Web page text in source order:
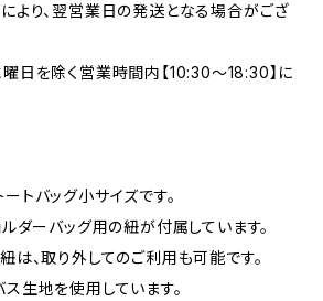
より、翌営業日の発送となる場合がござ
日を除く営業時間内【10:30～18:30】に
トバッグ小サイズです。
ルダーバッグ用の紐が付属しています。
は、取り外してのご利用も可能です。
生地を使用しています。